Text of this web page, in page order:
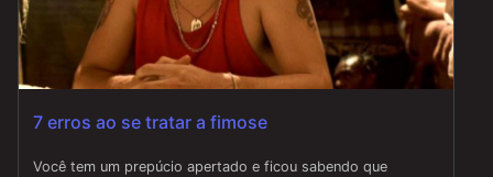
7 erros ao se tratar a fimose
Você tem um prepúcio apertado e ficou sabendo que